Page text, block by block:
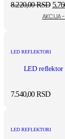
8.220,00RSD
LED REFLEKTORI
LED reflektor
7.540,00RSD
LED REFLEKTORI